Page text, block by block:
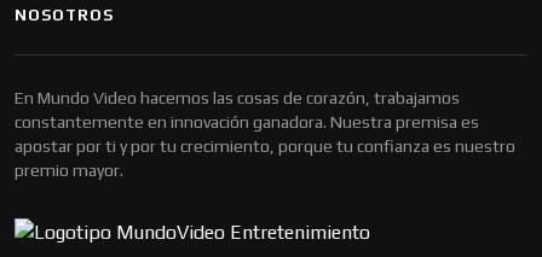
NOSOTROS
En Mundo Video hacemos las cosas de corazón, trabajamos
constantemente en innovación ganadora. Nuestra premisa es
apostar por ti y por tu crecimiento, porque tu confianza es nuestro
premio mayor.